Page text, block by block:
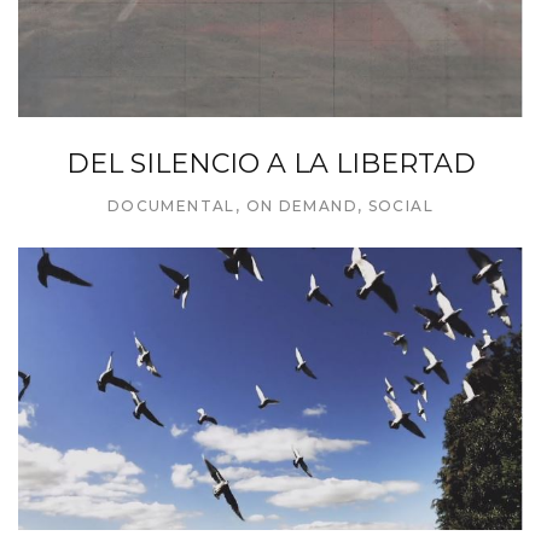
DEL SILENCIO A LA LIBERTAD
DOCUMENTAL , ON DEMAND , SOCIAL